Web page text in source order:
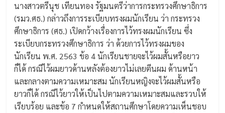
นางสาวตรีนุช เทียนทอง รัฐมนตรีว่าการกระทรวงศึกษาธิการ
(รมว.ศธ.) กล่าวถึงการระเบียบทรงผมนักเรียน ว่า กระทรวง
ศึกษาธิการ (ศธ.) เปิดกว้างเรื่องการไว้ทรงผมนักเรียน ซึ่ง
ระเบียบกระทรวงศึกษาธิการ ว่า ด้วยการไว้ทรงผมของ
นักเรียน พ.ศ. 2563 ข้อ 4 นักเรียนชายจะไว้ผมสั้นหรือยาว
ก็ได้ กรณีไว้ผมยาวด้านหลังต้องยาวไม่เลยตีนผม ด้านหน้า
และกลางตามความเหมาะสม นักเรียนหญิงจะไว้ผมสั้นหรือ
ยาวก็ได้ กรณีไว้ยาวให้เป็นไปตามความเหมาะสมและรวบให้
เรียบร้อย และข้อ 7 กำหนดให้สถานศึกษาโดยความเห็นชอบ